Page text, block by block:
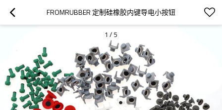
FROMRUBBER 定制硅橡胶内键导电小按钮
1 / 5